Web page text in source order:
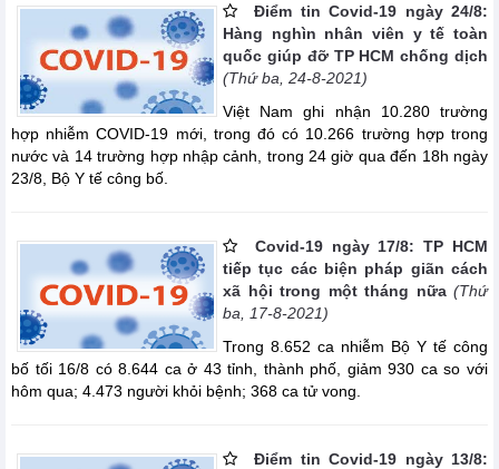
Điểm tin Covid-19 ngày 24/8:
Hàng nghìn nhân viên y tế toàn
quốc giúp đỡ TP HCM chống dịch
(Thứ ba, 24-8-2021)
Việt Nam ghi nhận 10.280 trường
hợp nhiễm COVID-19 mới, trong đó có 10.266 trường hợp trong
nước và 14 trường hợp nhập cảnh, trong 24 giờ qua đến 18h ngày
23/8, Bộ Y tế công bố.
Covid-19 ngày 17/8: TP HCM
tiếp tục các biện pháp giãn cách
xã hội trong một tháng nữa (Thứ
ba, 17-8-2021)
Trong 8.652 ca nhiễm Bộ Y tế công
bố tối 16/8 có 8.644 ca ở 43 tỉnh, thành phố, giảm 930 ca so với
hôm qua; 4.473 người khỏi bệnh; 368 ca tử vong.
Điểm tin Covid-19 ngày 13/8: